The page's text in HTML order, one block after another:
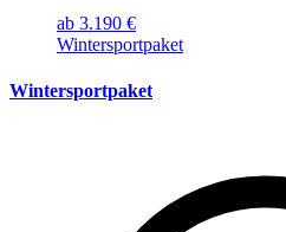
ab 3.190 €
Wintersportpaket
Wintersportpaket